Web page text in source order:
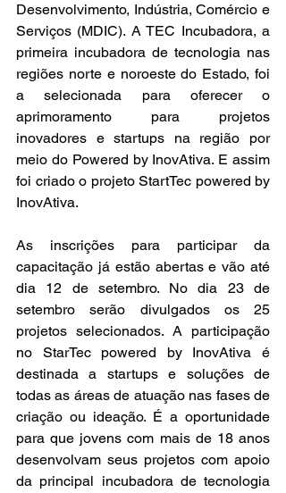
Desenvolvimento, Indústria, Comércio e
Serviços (MDIC). A TEC Incubadora, a
primeira incubadora de tecnologia nas
regiões norte e noroeste do Estado, foi
a selecionada para oferecer o
aprimoramento para projetos
inovadores e startups na região por
meio do Powered by InovAtiva. E assim
foi criado o projeto StartTec powered by
InovAtiva.
As inscrições para participar da
capacitação já estão abertas e vão até
dia 12 de setembro. No dia 23 de
setembro serão divulgados os 25
projetos selecionados. A participação
no StarTec powered by InovAtiva é
destinada a startups e soluções de
todas as áreas de atuação nas fases de
criação ou ideação. É a oportunidade
para que jovens com mais de 18 anos
desenvolvam seus projetos com apoio
da principal incubadora de tecnologia